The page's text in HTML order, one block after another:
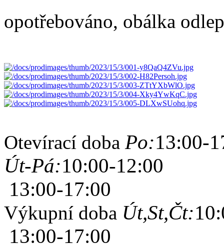
opotřebováno, obálka
Otevírací doba Po:13:00-
Út-Pá:10:00-12:00
13:00-17:00
Výkupní doba Út,St,Čt:
13:00-17:00